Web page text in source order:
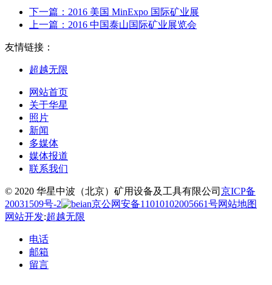
下一篇： 2016 美国 MinExpo 国际矿业展
上一篇： 2016 中国泰山国际矿业展览会
友情链接：
超越无限
网站首页
关于华星
照片
新闻
多媒体
媒体报道
联系我们
© 2020 华星中波（北京）矿用设备及工具有限公司 京ICP备
20031509号-2
京公网安备11010102005661号网站地图
网站开发:超越无限
电话
邮箱
留言